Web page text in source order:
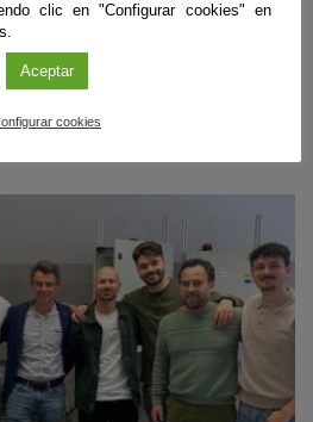
se secó casi por completo. En estos
bajo el nivel del mar, la
entorno facilitó el crecimiento de corales
pistas para reconstruir la historia climática
clic en "Configurar cookies" en
Aceptar
cookies